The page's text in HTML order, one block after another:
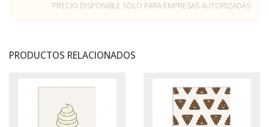
PRECIO DISPONIBLE SOLO PARA EMPRESAS AUTORIZADAS
PRODUCTOS RELACIONADOS